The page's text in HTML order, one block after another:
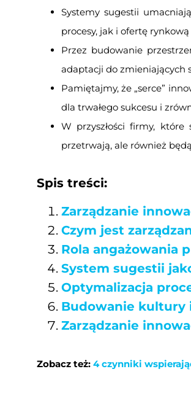
Systemy sugestii
procesy, jak i ofertę
Przez budowanie
adaptacji do zmieniających
Pamiętajmy, że „serce”
dla trwałego sukcesu i
W przyszłości firmy,
przetrwają, ale również
Spis treści:
Zarządzanie
Czym jest
Rola angażowania
System sugestii
Optymalizacja
Budowanie kultury
Zarządzanie
Zobacz też: 4 czynniki